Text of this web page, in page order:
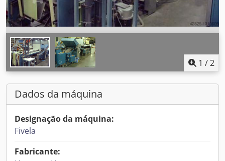
1 /2
Dados da máquina
Designação da máquina:
Fivela
Fabricante: